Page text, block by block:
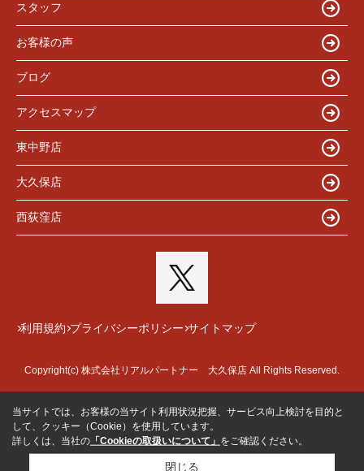
スタッフ
お客様の声
ブログ
アクセスマップ
東中野店
大久保店
西荻窪店
利用規約 プライバシーポリシー サイトマップ
Copyright(c) 株式会社リアルパートナー 大久保店 All Rights Reserved.
当サイトでは、お客様の当サイト利用状況把握、サービス向上検討を目的と
して、クッキー（Cookie）を使用しています。
詳しくは、当社の 「Cookieの取扱いについて」 をご確認ください。
閉じる